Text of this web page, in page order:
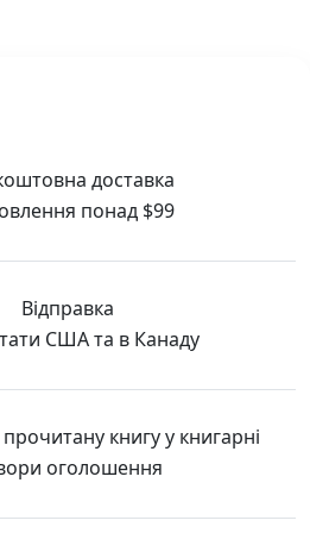
У цій книжці ми зібрали
і
кожен зможе обрати
цього чудово
друзів, готуйте — і ви
гастрономічне
святковий стіл.
доставка
понад $99
Відправка
США та в Канаду
книгу у книгарні
оголошення